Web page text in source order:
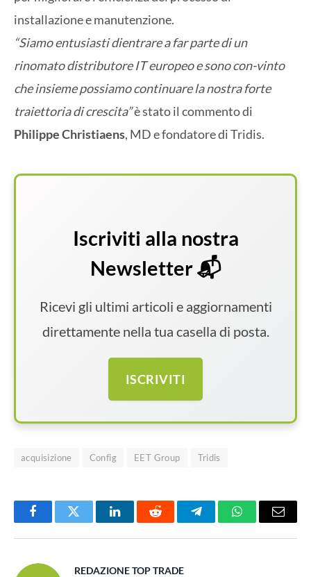
installazione e manutenzione.
“Siamo entusiasti dientrare a far parte di un
rinomato distributore IT europeo e sono con-vinto
che insieme possiamo continuare la nostra forte
traiettoria di crescita”è stato il commento di
Philippe Christiaens, MD e fondatore di Tridis.
Iscriviti alla nostra
Newsletter 📬
Ricevi gli ultimi articoli e aggiornamenti
direttamente nella tua casella di posta.
ISCRIVITI
acquisizione Config EET Group Tridis
FacebookTwitter LinkedInReddit TelegramWhatsAppEmail
REDAZIONE TOP TRADE